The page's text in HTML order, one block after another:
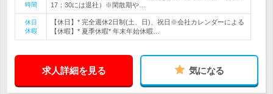
時間
17：30には退社）※閑散期や…
休日
休暇
【休日】* 完全週休2日制(土、日)、祝日※会社カレンダーによる
【休暇】* 夏季休暇* 年末年始休暇…
求人詳細を見る 気になる